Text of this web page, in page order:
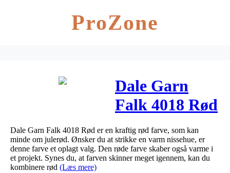
ProZone
Dale Garn
Falk 4018 Rød
Dale Garn Falk 4018 Rød er en kraftig rød farve, som kan
minde om julerød. Ønsker du at strikke en varm nissehue, er
denne farve et oplagt valg. Den røde farve skaber også varme i
et projekt. Synes du, at farven skinner meget igennem, kan du
kombinere rød (Læs mere)